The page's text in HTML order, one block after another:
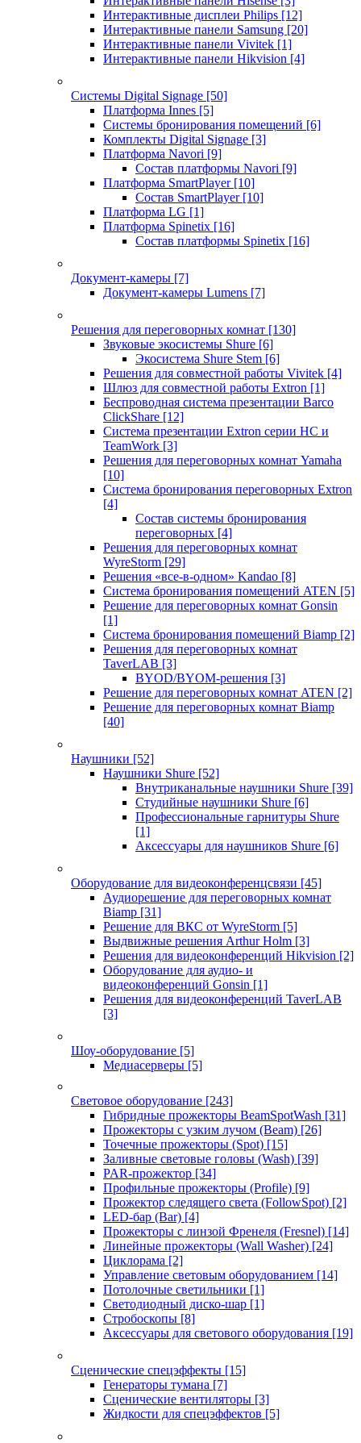
Интерактивные дисплеи Philips [12]
Интерактивные панели Samsung [20]
Интерактивные панели Vivitek [1]
Интерактивные панели Hikvision [4]
Системы Digital Signage [50]
Платформа Innes [5]
Системы бронирования помещений [6]
Комплекты Digital Signage [3]
Платформа Navori [9]
Состав платформы Navori [9]
Платформа SmartPlayer [10]
Состав SmartPlayer [10]
Платформа LG [1]
Платформа Spinetix [16]
Состав платформы Spinetix [16]
Документ-камеры [7]
Документ-камеры Lumens [7]
Решения для переговорных комнат [130]
Звуковые экосистемы Shure [6]
Экосистема Shure Stem [6]
Решения для совместной работы Vivitek [4]
Шлюз для совместной работы Extron [1]
Беспроводная система презентации Barco
ClickShare [12]
Система презентации Extron серии HC и
TeamWork [3]
Решения для переговорных комнат Yamaha
[10]
Система бронирования переговорных Extron
[4]
Состав системы бронирования
переговорных [4]
Решения для переговорных комнат
WyreStorm [29]
Решения «все-в-одном» Kandao [8]
Система бронирования помещений ATEN [5]
Решение для переговорных комнат Gonsin
[1]
Система бронирования помещений Biamp [2]
Решения для переговорных комнат
TaverLAB [3]
BYOD/BYOM-решения [3]
Решение для переговорных комнат ATEN [2]
Решение для переговорных комнат Biamp
[40]
Наушники [52]
Наушники Shure [52]
Внутриканальные наушники Shure [39]
Студийные наушники Shure [6]
Профессиональные гарнитуры Shure
[1]
Аксессуары для наушников Shure [6]
Оборудование для видеоконференцсвязи [45]
Аудиорешение для переговорных комнат
Biamp [31]
Решение для ВКС от WyreStorm [5]
Выдвижные решения Arthur Holm [3]
Решения для видеоконференций Hikvision [2]
Оборудование для аудио- и
видеоконференций Gonsin [1]
Решения для видеоконференций TaverLAB
[3]
Шоу-оборудование [5]
Медиасерверы [5]
Световое оборудование [243]
Гибридные прожекторы BeamSpotWash [31]
Прожекторы с узким лучом (Beam) [26]
Точечные прожекторы (Spot) [15]
Заливные световые головы (Wash) [39]
PAR-прожектор [34]
Профильные прожекторы (Profile) [9]
Прожектор следящего света (FollowSpot) [2]
LED-бар (Bar) [4]
Прожекторы с линзой Френеля (Fresnel) [14]
Линейные прожекторы (Wall Washer) [24]
Циклорама [2]
Управление световым оборудованием [14]
Потолочные светильники [1]
Светодиодный диско-шар [1]
Стробоскопы [8]
Аксессуары для светового оборудования [19]
Сценические спецэффекты [15]
Генераторы тумана [7]
Сценические вентиляторы [3]
Жидкости для спецэффектов [5]